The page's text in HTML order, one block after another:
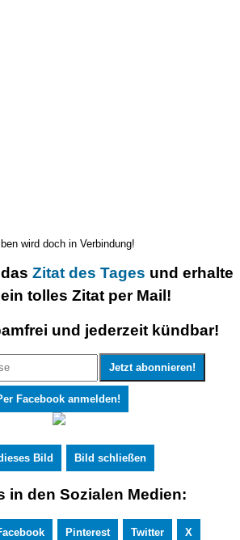
wird doch in Verbindung!
Zitat des Tages und erhalte
tolles Zitat per Mail!
und jederzeit kündbar!
Facebook anmelden!
Bild Bild schließen
in den Sozialen Medien:
Pinterest Twitter X